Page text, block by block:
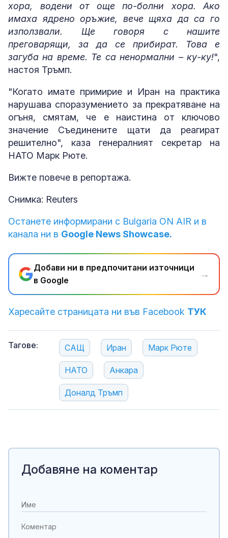
хора, водени от още по-болни хора. Ако
имаха ядрено оръжие, вече щяха да са го
използвали. Ще говоря с нашите
преговарящи, за да се прибират. Това е
загуба на време. Те са ненормални – ку-ку!",
настоя Тръмп.
"Когато имате примирие и Иран на практика
нарушава споразумението за прекратяване на
огъня, смятам, че е наистина от ключово
значение Съединените щати да реагират
решително", каза генералният секретар на
НАТО Марк Рюте.
Вижте повече в репортажа.
Снимка: Reuters
Останете информирани с Bulgaria ON AIR и в
канала ни в Google News Showcase.
Добави ни в предпочитани източници
в Google
→
Харесайте страницата ни във Facebook ТУК
Тагове: САЩ Иран Марк Рюте
НАТО Анкара
Доналд Тръмп
Добавяне на коментар